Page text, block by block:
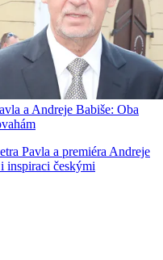
a Andreje Babiše: Oba
Pavla a premiéra Andreje
inspiraci českými